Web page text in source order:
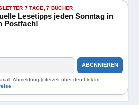
7 TAGE, 7 BÜCHER
Lesetipps jeden Sonntag in
Postfach!
ABONNIEREN
Abmeldung jederzeit über den Link im